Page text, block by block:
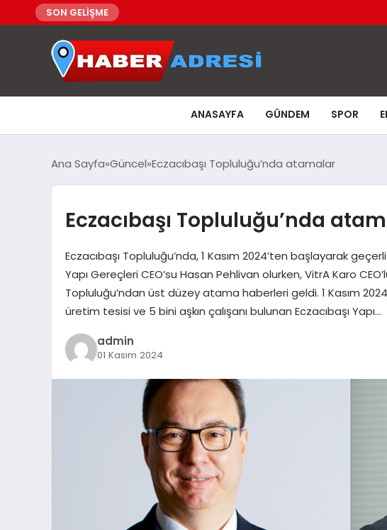
SON GELİŞME
ANASAYFA GÜNDEM SPOR
Ana Sayfa Güncel Eczacıbaşı Topluluğu’nda atamalar
Eczacıbaşı Topluluğu’nda
Eczacıbaşı Topluluğu’nda, 1 Kasım 2024’ten başlayarak
Yapı Gereçleri CEO’su Hasan Pehlivan olurken, VitrA Karo
Topluluğu’ndan üst düzey atama haberleri geldi. 1 Kasım
üretim tesisi ve 5 bini aşkın çalışanı bulunan Eczacıbaşı Yapı…
admin
01 Kasım 2024